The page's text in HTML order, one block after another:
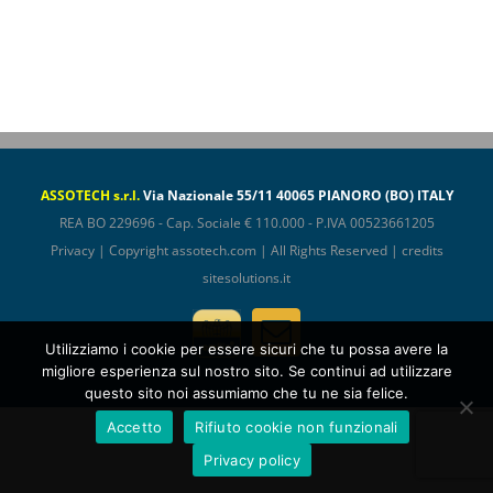
ASSOTECH s.r.l.Via Nazionale 55/11 40065 PIANORO (BO) ITALY
REA BO 229696 - Cap. Sociale € 110.000 - P.IVA 00523661205
Privacy| Copyrightassotech.com | All Rights Reserved | credits
sitesolutions.it
Assotech
ConfIndustria
Email
Utilizziamo i cookie per essere sicuri che tu possa avere la
migliore esperienza sul nostro sito. Se continui ad utilizzare
questo sito noi assumiamo che tu ne sia felice.
Accetto
Rifiuto cookie non funzionali
Privacy policy